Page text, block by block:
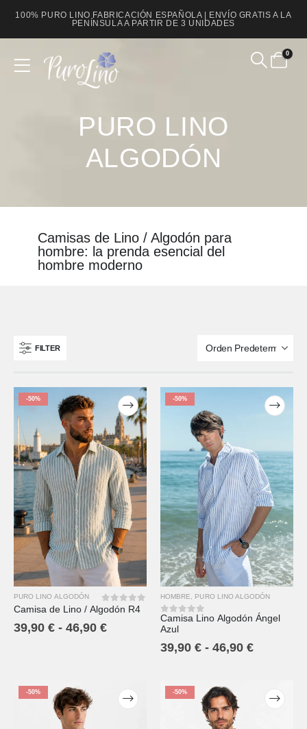
100% PURO LINO FABRICACIÓN ESPAÑOLA | ENVÍO GRATIS A LA
PENÍNSULA A PARTIR DE 3 UNIDADES
0
PURO LINO
ALGODÓN
Camisas de Lino / Algodón para
hombre: la prenda esencial del
hombre moderno
FILTER
-50%
PURO LINO ALGODÓN
0out of 5
Camisa de Lino / Algodón R4
39,90 € - 46,90 €
-50%
HOMBRE PURO LINO ALGODÓN
0out of 5
Camisa Lino Algodón Ángel
Azul
39,90 € - 46,90 €
-50% -50%